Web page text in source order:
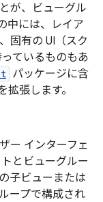
が、ビューグル
中には、レイア
固有の UI（スク
ているものもあ
パッケージに含
拡張します。
ー インターフェ
とビューグルー
子ビューまたは
ープで構成され